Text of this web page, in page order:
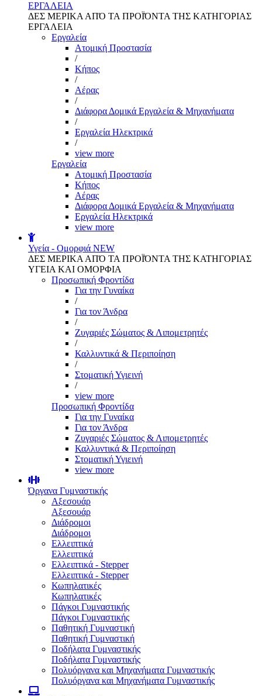
ΕΡΓΑΛΕΙΑ
ΔΕΣ ΜΕΡΙΚΑ ΑΠΌ ΤΑ ΠΡΟΪΌΝΤΑ ΤΗΣ ΚΑΤΗΓΟΡΙΑΣ
ΕΡΓΑΛΕΙΑ
Εργαλεία
Aτομική Προστασία
/
Kήπος
/
Αέρας
/
Διάφορα Δομικά Εργαλεία & Μηχανήματα
/
Εργαλεία Ηλεκτρικά
/
view more
Εργαλεία
Aτομική Προστασία
Kήπος
Αέρας
Διάφορα Δομικά Εργαλεία & Μηχανήματα
Εργαλεία Ηλεκτρικά
view more
Υγεία - Ομορφιά NEW
ΔΕΣ ΜΕΡΙΚΑ ΑΠΌ ΤΑ ΠΡΟΪΌΝΤΑ ΤΗΣ ΚΑΤΗΓΟΡΙΑΣ
ΥΓΕΙΑ ΚΑΙ ΟΜΟΡΦΙΑ
Προσωπική Φροντίδα
Για την Γυναίκα
/
Για τον Άνδρα
/
Ζυγαριές Σώματος & Λιπομετρητές
/
Καλλυντικά & Περιποίηση
/
Στοματική Υγιεινή
/
view more
Προσωπική Φροντίδα
Για την Γυναίκα
Για τον Άνδρα
Ζυγαριές Σώματος & Λιπομετρητές
Καλλυντικά & Περιποίηση
Στοματική Υγιεινή
view more
Όργανα Γυμναστικής
Αξεσουάρ
Αξεσουάρ
Διάδρομοι
Διάδρομοι
Ελλειπτικά
Ελλειπτικά
Ελλειπτικά - Stepper
Ελλειπτικά - Stepper
Κωπηλατικές
Κωπηλατικές
Πάγκοι Γυμναστικής
Πάγκοι Γυμναστικής
Παθητική Γυμναστική
Παθητική Γυμναστική
Ποδήλατα Γυμναστικής
Ποδήλατα Γυμναστικής
Πολυόργανα και Μηχανήματα Γυμναστικής
Πολυόργανα και Μηχανήματα Γυμναστικής